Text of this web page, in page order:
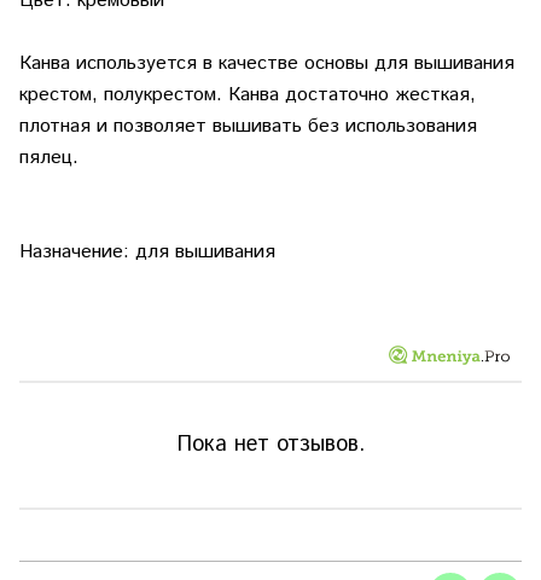
Канва используется в качестве основы для вышивания
крестом, полукрестом. Канва достаточно жесткая,
плотная и позволяет вышивать без использования
пялец.
Назначение: для вышивания
Пока нет отзывов.